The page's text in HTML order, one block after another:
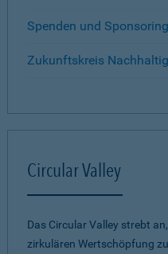
Spenden und Sponsoring
Zukunftskreis
Circular Valley
Das Circular Valley strebt
zirkulären Wertschöpfung